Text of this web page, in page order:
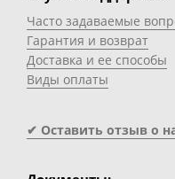
Часто задаваемые
Гарантия и возврат
Доставка и ее способы
Виды оплаты
✔ Оставить отзыв о